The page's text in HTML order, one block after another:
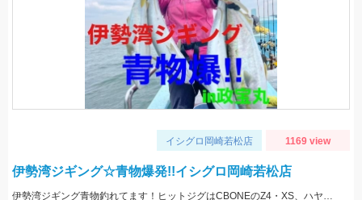
イシグロ岡崎若松店 1169 view
伊勢湾ジギング☆青物爆発!!イシグロ岡崎若松店
伊勢湾ジギング青物釣れてます！ヒットジグはCBONEのZ4・XS、ハヤブサのスイッチなどなど！